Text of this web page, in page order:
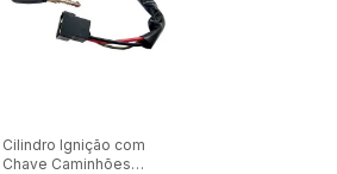
Cilindro Ignição com
Chave Caminhões